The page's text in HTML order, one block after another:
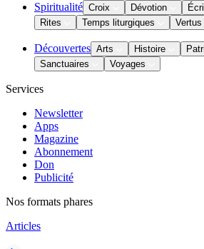
Spiritualité Croix Dévotion
Rites
Temps liturgiques
Découvertes Arts Histoire
Sanctuaires
Voyages
Services
Newsletter
Apps
Magazine
Abonnement
Don
Publicité
Nos formats phares
Articles